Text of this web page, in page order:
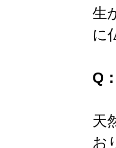
生
に
Q
天
お